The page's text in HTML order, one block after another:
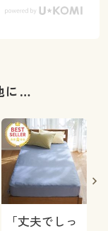
に…
「丈夫でしっ